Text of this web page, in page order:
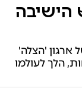
ארגון 'הצלה'